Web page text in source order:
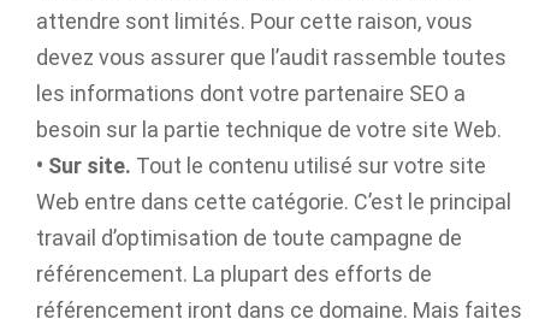
attendre sont limités. Pour cette raison, vous
devez vous assurer que l’audit rassemble toutes
les informations dont votre partenaire SEO a
besoin sur la partie technique de votre site Web.
• Sur site. Tout le contenu utilisé sur votre site
Web entre dans cette catégorie. C’est le principal
travail d’optimisation de toute campagne de
référencement. La plupart des efforts de
référencement iront dans ce domaine. Mais faites